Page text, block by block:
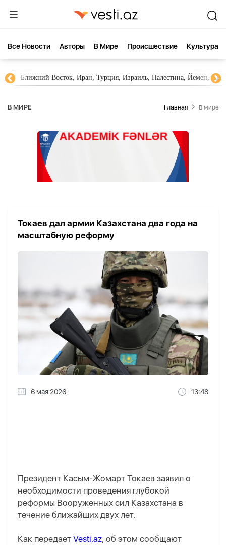
Все Новости Aвторы В Мире Происшествие Культура
Ближний Восток, Иран, Турция, Израиль, Палестина, Йемен,
В МИРЕ Главная В мире
Токаев дал армии Казахстана два года на
масштабную реформу
6 мая 2026 13:48
Президент Касым-Жомарт Токаев заявил о
необходимости проведения глубокой
реформы Вооруженных сил Казахстана в
течение ближайших двух лет.
Как передает Vesti.az, об этом сообщают